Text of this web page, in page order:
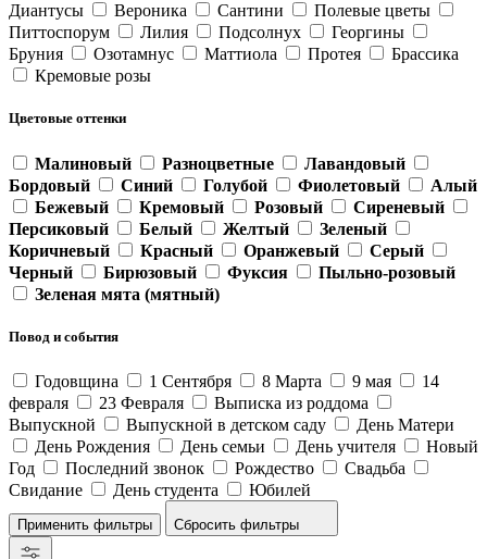
Диантусы
Вероника Сантини
Полевые цветы
Питтоспорум
Лилия Подсолнух
Георгины
Бруния
Озотамнус Маттиола Протея
Брассика
Кремовые розы
Цветовые оттенки
Малиновый Разноцветные
Лавандовый
Бордовый
Синий Голубой Фиолетовый
Алый
Бежевый
Кремовый Розовый
Сиреневый
Персиковый
Белый Желтый
Зеленый
Коричневый
Красный Оранжевый
Серый
Черный
Бирюзовый Фуксия
Пыльно-розовый
Зеленая мята (мятный)
Повод и события
Годовщина 1 Сентября 8 Марта 9 мая
14
февраля
23 Февраля
Выписка из роддома
Выпускной
Выпускной в детском саду
День Матери
День Рождения
День семьи День учителя
Новый
Год
Последний звонок Рождество
Свадьба
Свидание
День студента Юбилей
Сбросить фильтры